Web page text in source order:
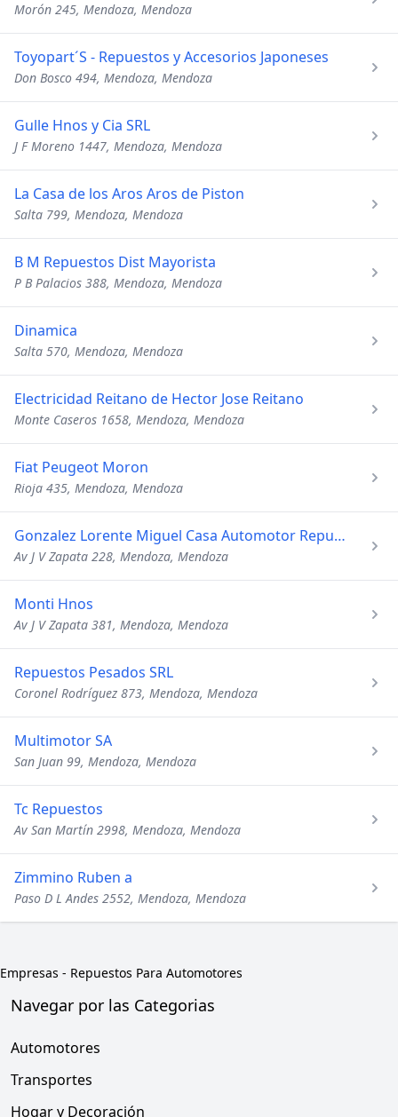
Morón 245, Mendoza, Mendoza
Toyopart´S - Repuestos y Accesorios Japoneses
Don Bosco 494, Mendoza, Mendoza
Gulle Hnos y Cia SRL
J F Moreno 1447, Mendoza, Mendoza
La Casa de los Aros Aros de Piston
Salta 799, Mendoza, Mendoza
B M Repuestos Dist Mayorista
P B Palacios 388, Mendoza, Mendoza
Dinamica
Salta 570, Mendoza, Mendoza
Electricidad Reitano de Hector Jose Reitano
Monte Caseros 1658, Mendoza, Mendoza
Fiat Peugeot Moron
Rioja 435, Mendoza, Mendoza
Gonzalez Lorente Miguel Casa Automotor Repuestos
Av J V Zapata 228, Mendoza, Mendoza
Monti Hnos
Av J V Zapata 381, Mendoza, Mendoza
Repuestos Pesados SRL
Coronel Rodríguez 873, Mendoza, Mendoza
Multimotor SA
San Juan 99, Mendoza, Mendoza
Tc Repuestos
Av San Martín 2998, Mendoza, Mendoza
Zimmino Ruben a
Paso D L Andes 2552, Mendoza, Mendoza
Empresas - Repuestos Para Automotores
Navegar por las Categorias
Automotores
Transportes
Hogar y Decoración